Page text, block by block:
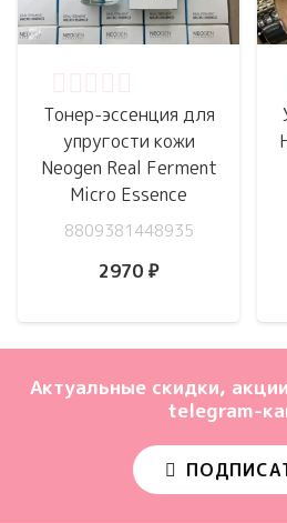
Тонер-эссенция для
упругости кожи
Neogen Real Ferment
Micro Essence
8809381448935
2970 ₽
Актуальные скидки,
telegram-